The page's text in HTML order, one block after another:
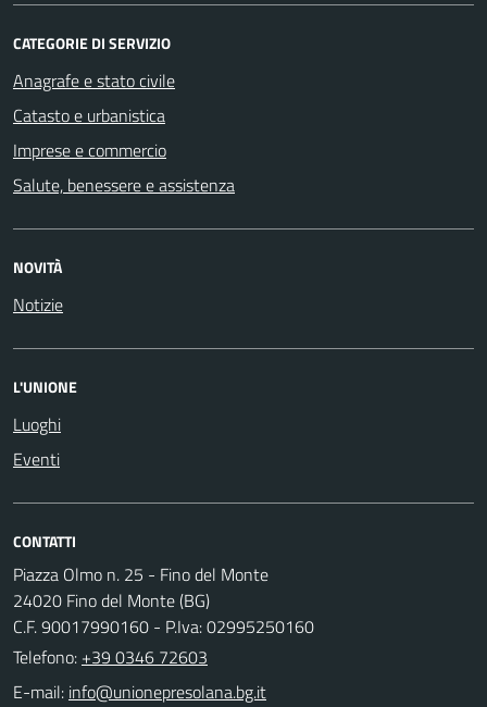
CATEGORIE DI SERVIZIO
Anagrafe e stato civile
Catasto e urbanistica
Imprese e commercio
Salute, benessere e assistenza
NOVITÀ
Notizie
L'UNIONE
Luoghi
Eventi
CONTATTI
Piazza Olmo n. 25 - Fino del Monte
24020 Fino del Monte (BG)
C.F. 90017990160 - P.Iva: 02995250160
Telefono: +39 0346 72603
E-mail: